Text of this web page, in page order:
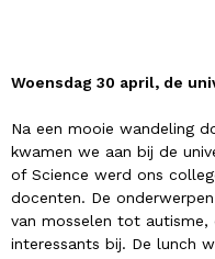
Woensdag 30 april, de
Na een mooie wandeling
kwamen we aan bij de
of Science werd ons
docenten. De
van mosselen tot
interessants bij. De lunch